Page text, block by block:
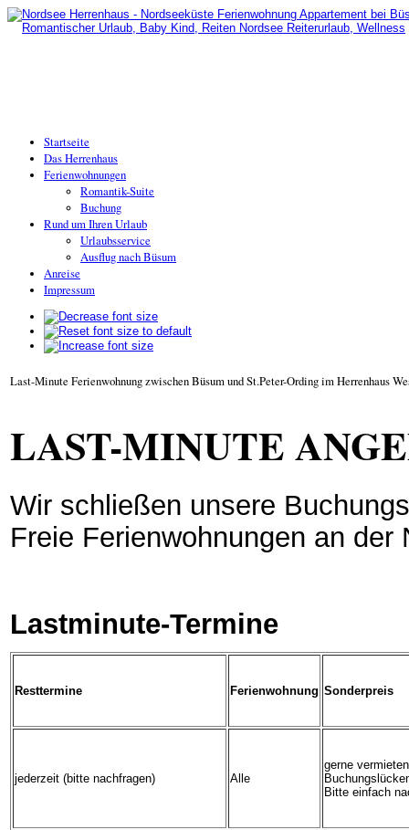
Startseite
Das Herrenhaus
Ferienwohnungen
Romantik-Suite
Buchung
Rund um Ihren Urlaub
Urlaubsservice
Ausflug nach Büsum
Anreise
Impressum
Last-Minute Ferienwohnung zwischen Büsum und St.Peter-Ording im Herrenhaus
LAST-MINUTE
Wir schließen unsere
Freie Ferienwohnungen an
Lastminute-Termine
Resttermine Ferienwohnung Sonderpreis
jederzeit (bitte nachfragen) Alle
gerne
Bitte einfach